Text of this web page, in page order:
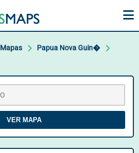
Mapas
Papua Nova Guin�
VER MAPA